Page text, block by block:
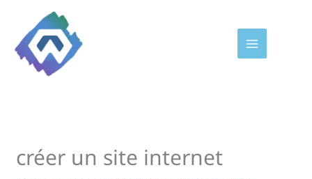
contenu
créer un site internet